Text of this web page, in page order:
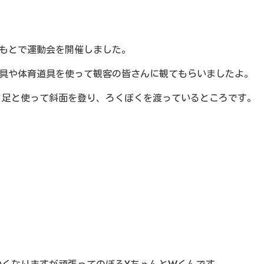
とで運動会を開催しました。
体育道具を使って観客の皆さんに観てもらいましたよ。
と使って斜面を登り、ろくぼくを渡っているところです。